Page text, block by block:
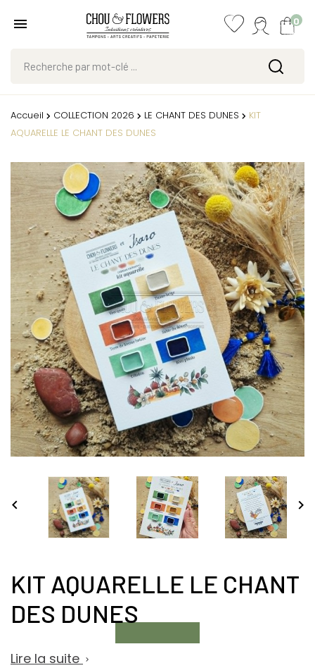
0
Accueil COLLECTION 2026 LE CHANT DES DUNES
KIT
AQUARELLE LE CHANT DES DUNES
 
KIT AQUARELLE LE CHANT
DES DUNES
Lire la suite 